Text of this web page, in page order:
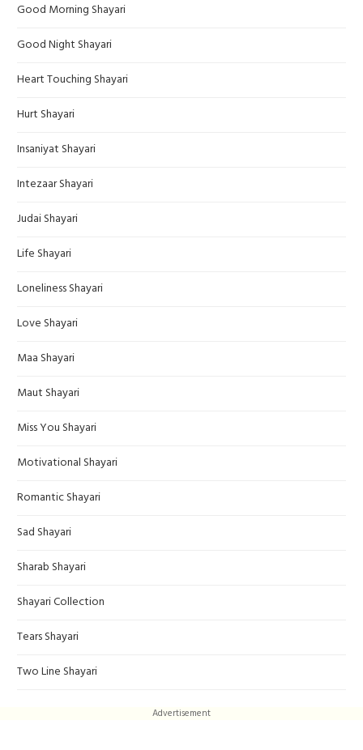
Good Morning Shayari
Good Night Shayari
Heart Touching Shayari
Hurt Shayari
Insaniyat Shayari
Intezaar Shayari
Judai Shayari
Life Shayari
Loneliness Shayari
Love Shayari
Maa Shayari
Maut Shayari
Miss You Shayari
Motivational Shayari
Romantic Shayari
Sad Shayari
Sharab Shayari
Shayari Collection
Tears Shayari
Two Line Shayari
Advertisement